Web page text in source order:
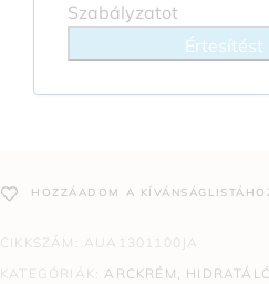
Szabályzatot
Értesítést
HOZZÁADOM A
CIKKSZÁM: AUA1301100JA
KATEGÓRIÁK:ARCKRÉM,